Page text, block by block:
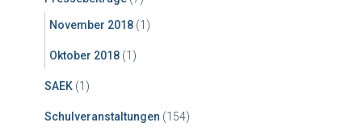
November 2018 (1)
Oktober 2018 (1)
SAEK (1)
Schulveranstaltungen (154)